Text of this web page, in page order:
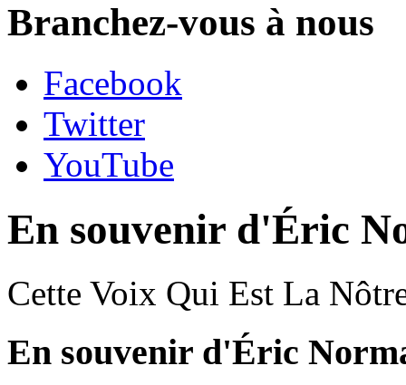
Branchez-vous à nous
Facebook
Twitter
YouTube
En souvenir d'Éric
Cette Voix Qui Est La
En souvenir d'Éric